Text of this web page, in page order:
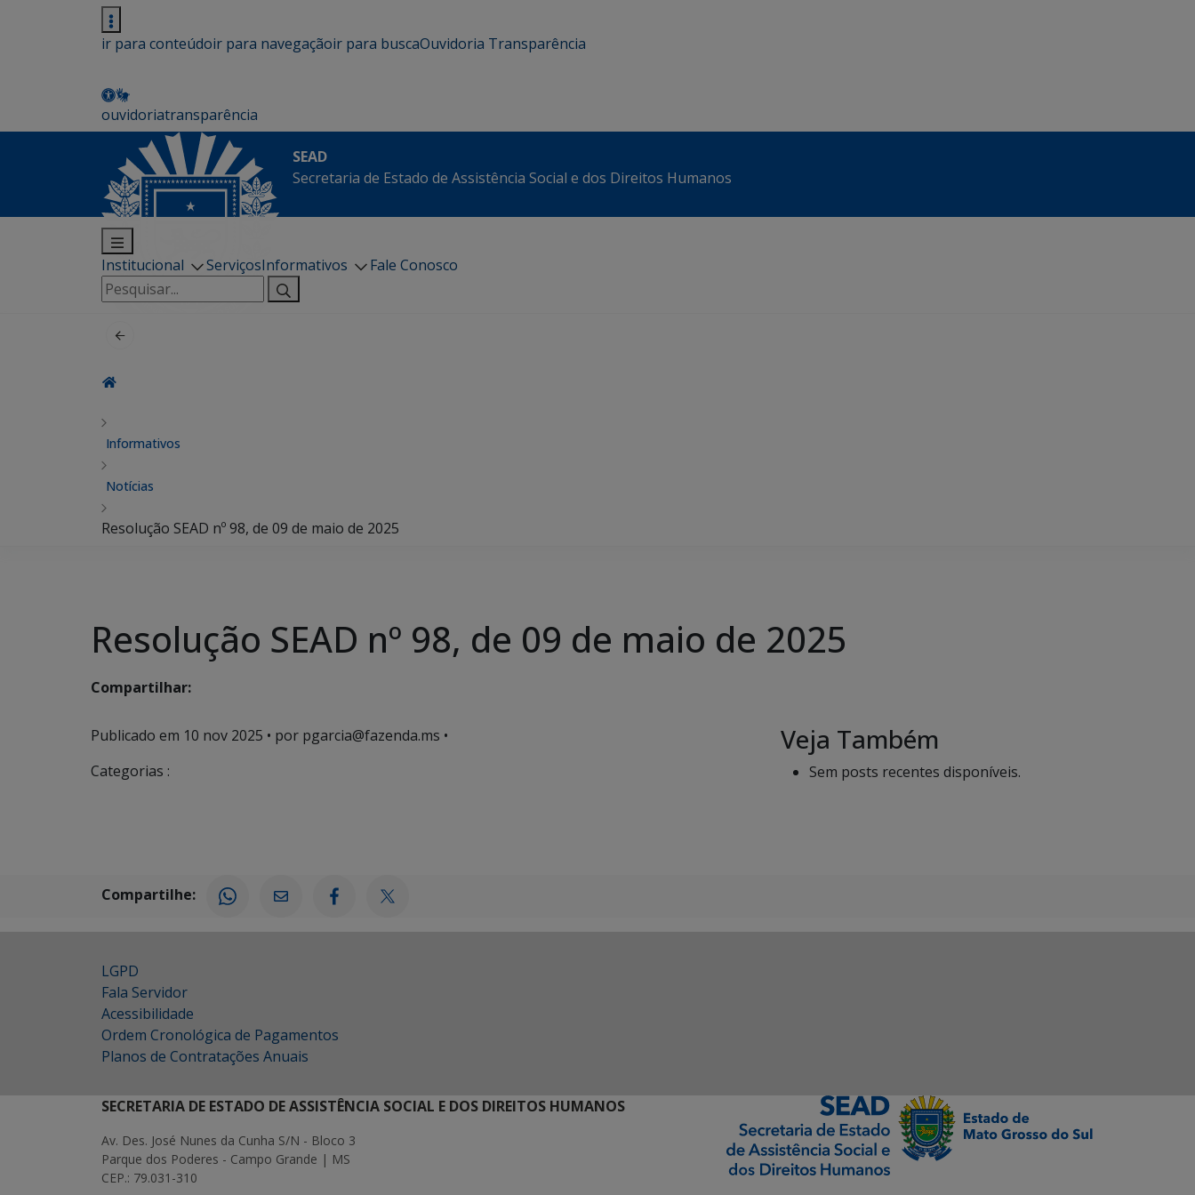
ir para conteúdoir para navegaçãoir para buscaOuvidoria Transparência
ouvidoriatransparência
SEAD
Secretaria de Estado de Assistência Social e dos Direitos Humanos
Institucional ServiçosInformativos
Fale Conosco
Pesquisar
por:
Informativos
Notícias
Resolução SEAD nº 98, de 09 de maio de 2025
Resolução SEAD nº 98, de 09 de maio de 2025
Compartilhar:
Publicado em 10 nov 2025 • por pgarcia@fazenda.ms •
Categorias :
Veja Também
Sem posts recentes disponíveis.
Compartilhe:
LGPD
Fala Servidor
Acessibilidade
Ordem Cronológica de Pagamentos
Planos de Contratações Anuais
SECRETARIA DE ESTADO DE ASSISTÊNCIA SOCIAL E DOS DIREITOS HUMANOS
Av. Des. José Nunes da Cunha S/N - Bloco 3
Parque dos Poderes - Campo Grande | MS
CEP.: 79.031-310